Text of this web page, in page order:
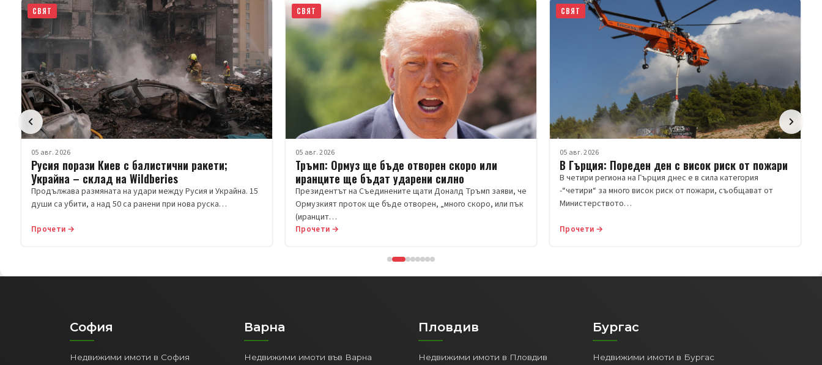
СВЯТ
05 авг. 2026
Русия порази Киев с балистични ракети;
Украйна – склад на Wildberies
Продължава размяната на удари между Русия и Украйна. 15
души са убити, а над 50 са ранени при нова руска…
Прочети →
СВЯТ
05 авг. 2026
Тръмп: Ормуз ще бъде отворен скоро или
иранците ще бъдат ударени силно
Президентът на Съединените щати Доналд Тръмп заяви, че
Ормузкият проток ще бъде отворен, „много скоро, или пък
(иранцит…
Прочети →
СВЯТ
05 авг. 2026
В Гърция: Пореден ден с висок риск от пожари
В четири региона на Гърция днес е в сила категория
-“четири“ за много висок риск от пожари, съобщават от
Министерството…
Прочети →
София
Недвижими имоти в София
Варна
Недвижими имоти във Варна
Пловдив
Недвижими имоти в Пловдив
Бургас
Недвижими имоти в Бургас